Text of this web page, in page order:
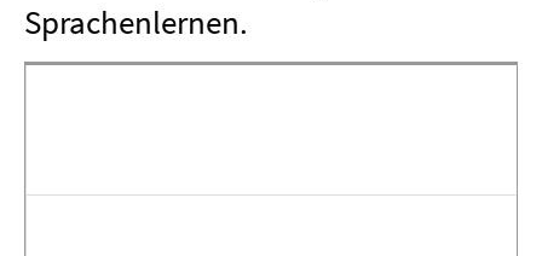
Sprachenlernen.